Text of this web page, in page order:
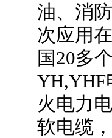
油、消
次应用
国20多
YH,YHF
火电力
软电缆，